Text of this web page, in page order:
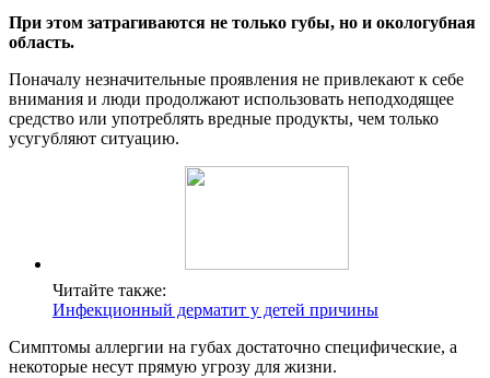
При этом затрагиваются не только губы, но и окологубная
область.
Поначалу незначительные проявления не привлекают к себе
внимания и люди продолжают использовать неподходящее
средство или употреблять вредные продукты, чем только
усугубляют ситуацию.
Читайте также:
Инфекционный дерматит у детей причины
Симптомы аллергии на губах достаточно специфические, а
некоторые несут прямую угрозу для жизни.